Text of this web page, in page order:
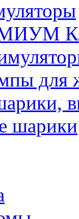
для
шарики